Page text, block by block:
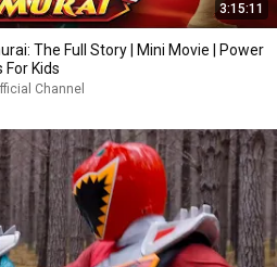
3:15:11
The Full Story | Mini Movie | Power
Kids
Channel